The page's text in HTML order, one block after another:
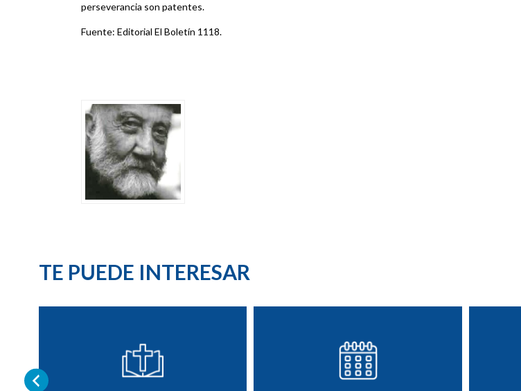
perseverancia son patentes.
Fuente: Editorial El Boletín 1118.
TE PUEDE INTERESAR